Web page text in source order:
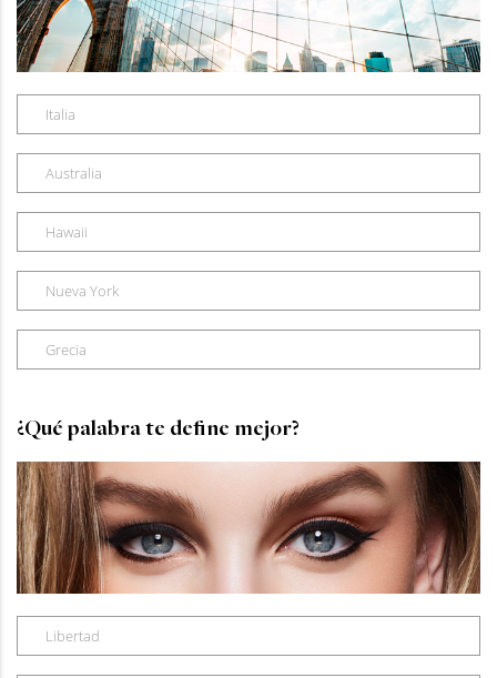
Italia
Australia
Hawaii
Nueva York
Grecia
¿Qué palabra te define mejor?
Libertad